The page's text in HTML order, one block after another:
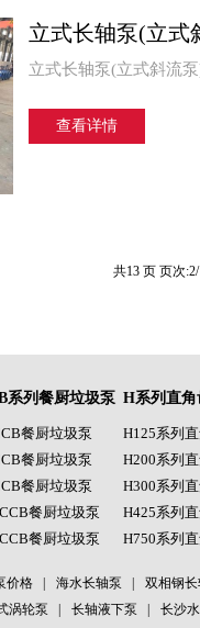
立式长轴泵(立式
立式长轴泵(立式斜流
查看详情
共13 页 页次
系列餐厨垃圾泵
餐厨垃圾泵
餐厨垃圾泵
餐厨垃圾泵
餐厨垃圾泵
餐厨垃圾泵
H系列直角
H125系列
H200系列
H300系列
H425系列
H750系列
价格 | 海水长轴泵 | 双相钢长
涡轮泵 | 长轴液下泵 | 长沙